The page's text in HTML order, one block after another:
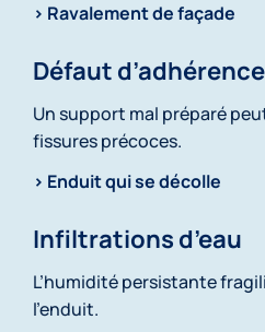
> Ravalement de façade
Défaut
Un support mal préparé
fissures précoces.
> Enduit qui se décolle
Infiltrations d’eau
L’humidité persistante
l’enduit.